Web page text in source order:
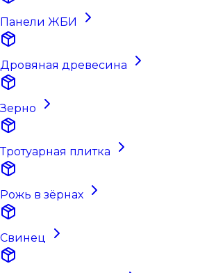
Панели ЖБИ
Дровяная древесина
Зерно
Тротуарная плитка
Рожь в зёрнах
Свинец